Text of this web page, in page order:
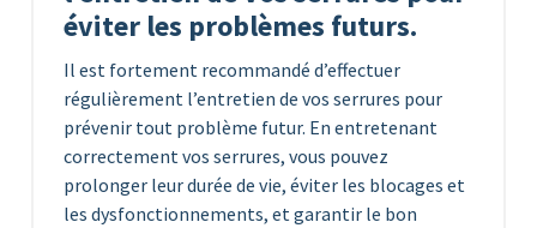
éviter les problèmes futurs.
Il est fortement recommandé d’effectuer
régulièrement l’entretien de vos serrures pour
prévenir tout problème futur. En entretenant
correctement vos serrures, vous pouvez
prolonger leur durée de vie, éviter les blocages et
les dysfonctionnements, et garantir le bon